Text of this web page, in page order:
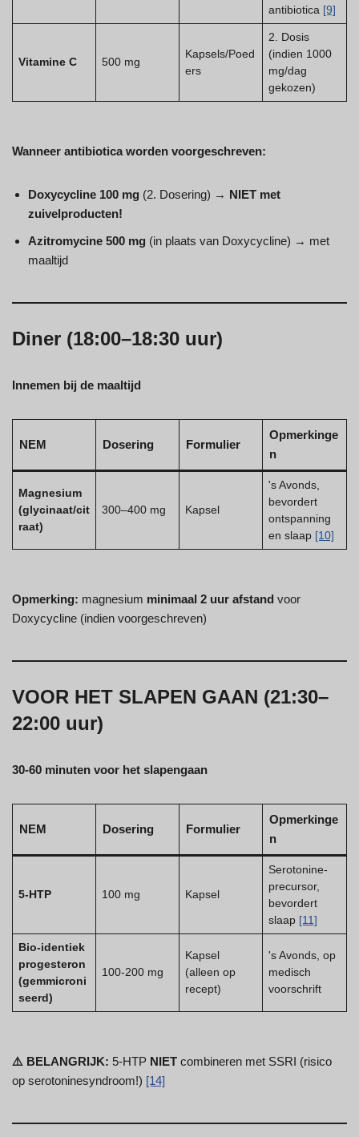
antibiotica [9]
Vitamine C 500 mg
Kapsels/Poed
ers
2. Dosis
(indien 1000
mg/dag
gekozen)
Wanneer antibiotica worden voorgeschreven:
Doxycycline 100 mg (2. Dosering) → NIET met
zuivelproducten!
Azitromycine 500 mg (in plaats van Doxycycline) → met
maaltijd
Diner (18:00–18:30 uur)
Innemen bij de maaltijd
NEM Dosering Formulier
Opmerkinge
n
Magnesium
(glycinaat/cit
raat)
300–400 mg Kapsel
's Avonds,
bevordert
ontspanning
en slaap [10]
Opmerking: magnesium minimaal 2 uur afstand voor
Doxycycline (indien voorgeschreven)
VOOR HET SLAPEN GAAN (21:30–
22:00 uur)
30-60 minuten voor het slapengaan
NEM Dosering Formulier
Opmerkinge
n
5-HTP 100 mg Kapsel
Serotonine-
precursor,
bevordert
slaap [11]
Bio-identiek
progesteron
(gemmicroni
seerd)
100-200 mg
Kapsel
(alleen op
recept)
's Avonds, op
medisch
voorschrift
⚠️ BELANGRIJK: 5-HTP NIET combineren met SSRI (risico
op serotoninesyndroom!) [14]